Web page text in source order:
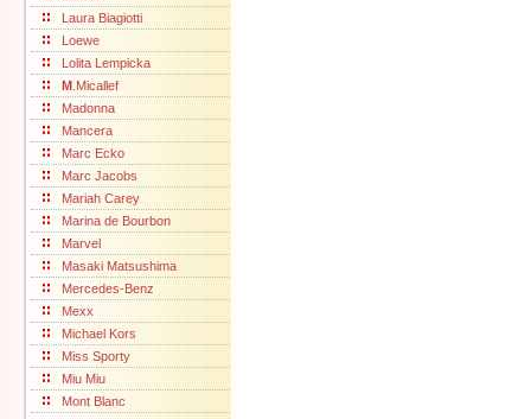
Laura Biagiotti
Loewe
Lolita Lempicka
M .Micallef
Madonna
Mancera
Marc Ecko
Marc Jacobs
Mariah Carey
Marina de Bourbon
Marvel
Masaki Matsushima
Mercedes-Benz
Mexx
Michael Kors
Miss Sporty
Miu Miu
Mont Blanc